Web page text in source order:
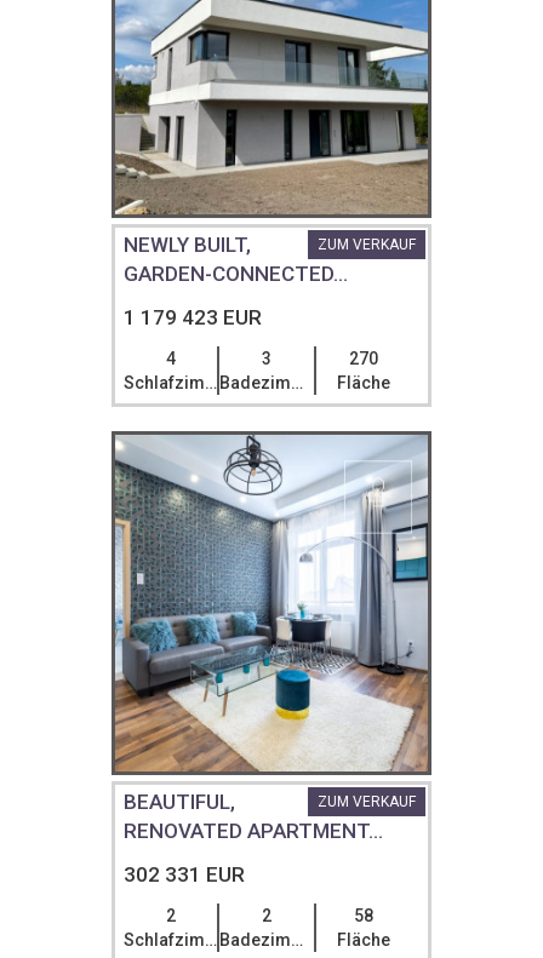
ZUM VERKAUF
NEWLY BUILT,
GARDEN-CONNECTED...
1 179 423 EUR
4
Schlafzimmer
3
Badezimmer
270
Fläche
ZUM VERKAUF
BEAUTIFUL,
RENOVATED APARTMENT...
302 331 EUR
2
Schlafzimmer
2
Badezimmer
58
Fläche